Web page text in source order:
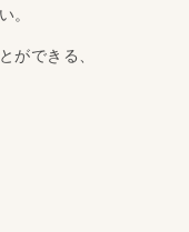
。
ができる、